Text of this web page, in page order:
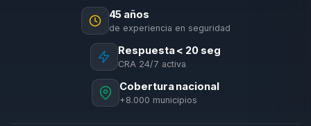
45 años
de experiencia en seguridad
Respuesta < 20 seg
CRA 24/7 activa
Cobertura nacional
+8.000 municipios